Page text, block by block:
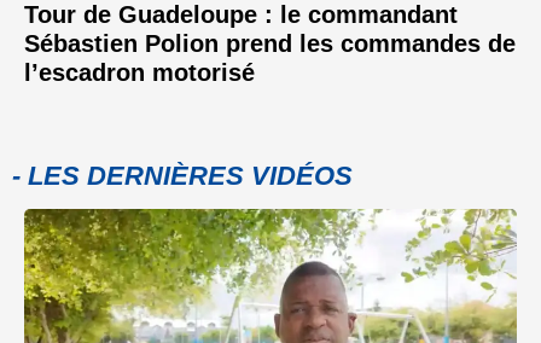
Tour de Guadeloupe : le commandant
Sébastien Polion prend les commandes de
l’escadron motorisé
- LES DERNIÈRES VIDÉOS